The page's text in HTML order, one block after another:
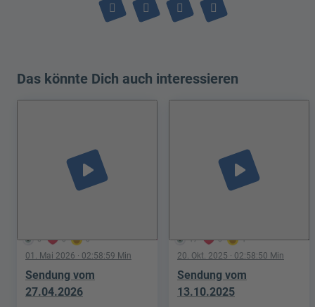
Das könnte Dich auch interessieren
6 0 0
play_arrow
01. Mai 2026 · 02:58:59 Min
Sendung vom
27.04.2026
17 0 1
play_arrow
20. Okt. 2025 · 02:58:50 Min
Sendung vom
13.10.2025